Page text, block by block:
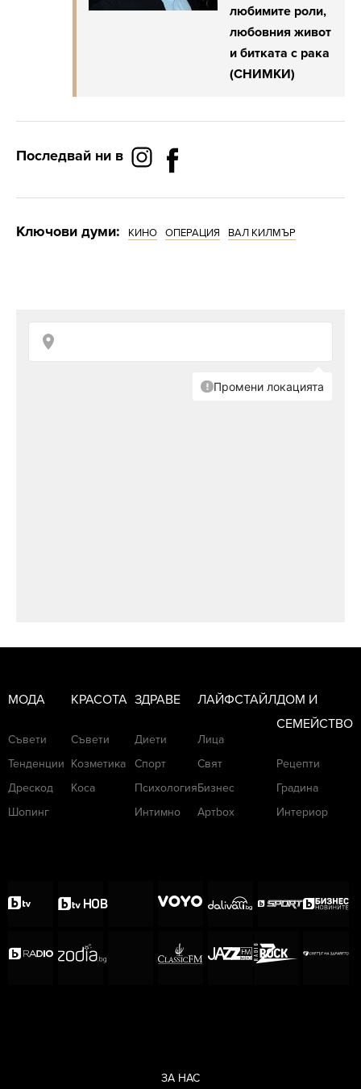
любимите роли,
любовния живот
и битката с рака
(СНИМКИ)
Последвай ни в
Ключови думи: КИНО ОПЕРАЦИЯ ВАЛ КИЛМЪР
МОДА
Съвети
Тенденции
Дрескод
Шопинг
КРАСОТА
Съвети
Козметика
Коса
ЗДРАВЕ
Диети
Спорт
Психология
Интимно
ЛАЙФСТАЙЛ
Лица
Свят
Бизнес
Артbox
ДОМ И
СЕМЕЙСТВО
Рецепти
Градина
Интериор
ЗА НАС